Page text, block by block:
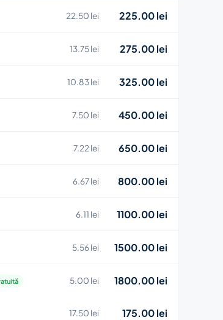
22.50 lei 225.00 lei
13.75 lei 275.00 lei
10.83 lei 325.00 lei
7.50 lei 450.00 lei
7.22 lei 650.00 lei
6.67 lei 800.00 lei
6.11 lei 1100.00 lei
5.56 lei 1500.00 lei
5.00 lei 1800.00 lei
17.50 lei 175.00 lei